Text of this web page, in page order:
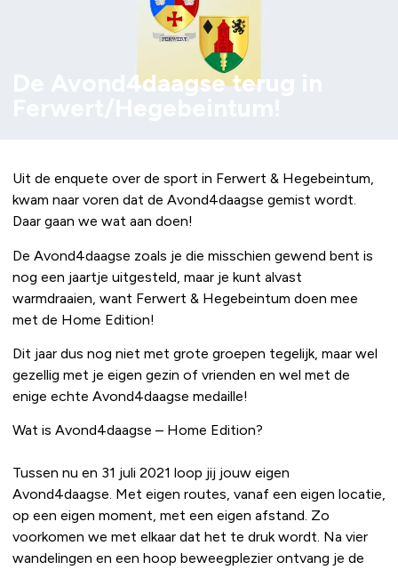
De Avond4daagse terug in
Uit de enquete over de sport in Ferwert & Hegebeintum,
kwam naar voren dat de Avond4daagse gemist wordt.
Daar gaan we wat aan doen!
De Avond4daagse zoals je die misschien gewend bent is
nog een jaartje uitgesteld, maar je kunt alvast
warmdraaien, want Ferwert & Hegebeintum doen mee
met de Home Edition!
Dit jaar dus nog niet met grote groepen tegelijk, maar wel
gezellig met je eigen gezin of vrienden en wel met de
enige echte Avond4daagse medaille!
Wat is Avond4daagse – Home Edition?
Tussen nu en 31 juli 2021 loop jij jouw eigen
Avond4daagse. Met eigen routes, vanaf een eigen locatie,
op een eigen moment, met een eigen afstand. Zo
voorkomen we met elkaar dat het te druk wordt. Na vier
wandelingen en een hoop beweegplezier ontvang je de